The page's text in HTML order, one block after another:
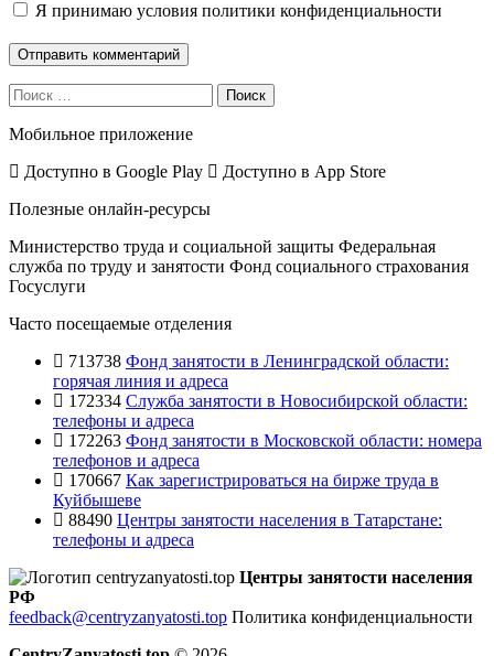
Я принимаю условия политики конфиденциальности
Поиск
Мобильное приложение
Доступно в Google Play Доступно в App Store
Полезные онлайн-ресурсы
Министерство труда и социальной защиты Федеральная
служба по труду и занятости Фонд социального страхования
Госуслуги
Часто посещаемые отделения
713738 Фонд занятости в Ленинградской области:
горячая линия и адреса
172334 Служба занятости в Новосибирской области:
телефоны и адреса
172263 Фонд занятости в Московской области: номера
телефонов и адреса
170667 Как зарегистрироваться на бирже труда в
Куйбышеве
88490 Центры занятости населения в Татарстане:
телефоны и адреса
Центры занятости населения
РФ
feedback@centryzanyatosti.top Политика конфиденциальности